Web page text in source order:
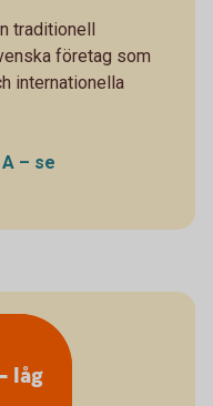
traditionell
företag som
internationella
– se
låg